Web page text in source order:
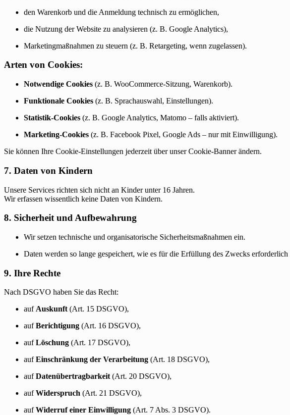
den Warenkorb und die Anmeldung technisch zu ermöglichen,
die Nutzung der Website zu analysieren (z. B. Google Analytics),
Marketingmaßnahmen zu steuern (z. B. Retargeting, wenn zugelassen).
Arten von Cookies:
Notwendige Cookies (z. B. WooCommerce-Sitzung, Warenkorb).
Funktionale Cookies (z. B. Sprachauswahl, Einstellungen).
Statistik-Cookies (z. B. Google Analytics, Matomo – falls aktiviert).
Marketing-Cookies (z. B. Facebook Pixel, Google Ads – nur mit Einwilligung).
Sie können Ihre Cookie-Einstellungen jederzeit über unser Cookie-Banner ändern.
7. Daten von Kindern
Unsere Services richten sich nicht an Kinder unter 16 Jahren.
Wir erfassen wissentlich keine Daten von Kindern.
8. Sicherheit und Aufbewahrung
Wir setzen technische und organisatorische Sicherheitsmaßnahmen ein.
Daten werden so lange gespeichert, wie es für die Erfüllung des Zwecks
9. Ihre Rechte
Nach DSGVO haben Sie das Recht:
auf Auskunft (Art. 15 DSGVO),
aufBerichtigung (Art. 16 DSGVO),
aufLöschung (Art. 17 DSGVO),
aufEinschränkung der Verarbeitung (Art. 18 DSGVO),
aufDatenübertragbarkeit (Art. 20 DSGVO),
aufWiderspruch (Art. 21 DSGVO),
aufWiderruf einer Einwilligung (Art. 7 Abs. 3 DSGVO).